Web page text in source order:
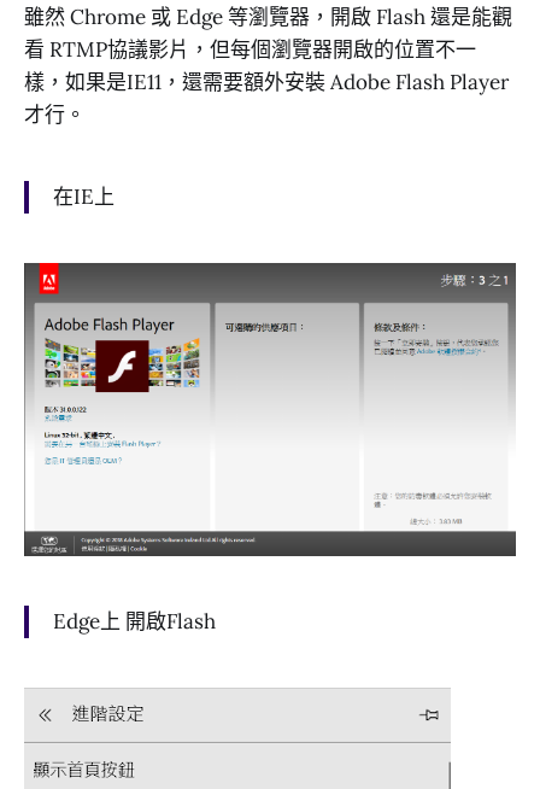
雖然 Chrome 或 Edge 等瀏覽器，開啟 Flash 還是能觀
看 RTMP協議影片，但每個瀏覽器開啟的位置不一
樣，如果是IE11，還需要額外安裝 Adobe Flash Player
才行。
在IE上
Edge上 開啟Flash